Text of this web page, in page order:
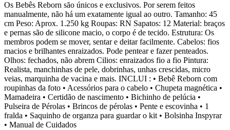
Os Bebês Reborn são únicos e exclusivos. Por serem feitos
manualmente, não há um exatamente igual ao outro. Tamanho: 45
cm Peso: Aprox. 1.250 kg Roupas: RN Sapatos: 12 Material: braços
e pernas são de silicone macio, o corpo é de tecido. Estrutura: Os
membros podem se mover, sentar e deitar facilmente. Cabelos: fios
macios e brilhantes enraizados. Pode pentear e fazer penteados.
Olhos: fechados, não abrem Cilios: enraizados fio a fio Pintura:
Realista, manchinhas de pele, dobrinhas, unhas crescidas, micro
veias, marquinha de vacina e mais. INCLUI : • Bebê Reborn com
roupinhas da foto • Acessórios para o cabelo • Chupeta magnética •
Mamadeira • Certidão de nascimento • Bichinho de pelúcia •
Pulseira de Pérolas • Brincos de pérolas • Pente e escovinha • 1
fralda • Saquinho de organza para guardar o kit • Bolsinha Inspyrar
• Manual de Cuidados